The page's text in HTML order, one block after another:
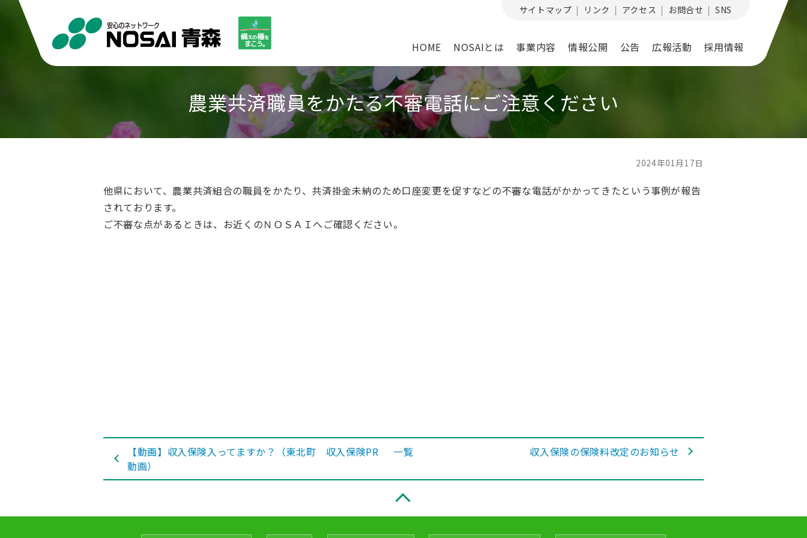
サイトマップ リンク アクセス お問合せ SNS
HOME NOSAIとは 事業内容 情報公開 公告 広報活動 採用情報
農業共済職員をかたる不審電話にご注意ください
2024年01月17日
他県において、農業共済組合の職員をかたり、共済掛金未納のため口座変更を促すなどの不審な電話がかかってきたという事例が報告
されております。
ご不審な点があるときは、お近くのＮＯＳＡＩへご確認ください。
【動画】収入保険入ってますか？（東北町 収入保険PR
動画）
一覧 収入保険の保険料改定のお知らせ